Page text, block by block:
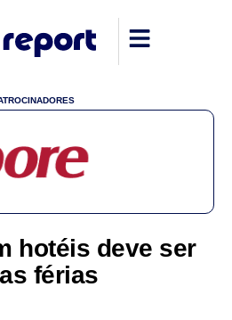
hotéis deve ser
férias